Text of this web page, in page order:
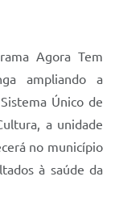
Agora Tem
ampliando a
Único de
a unidade
no município
à saúde da